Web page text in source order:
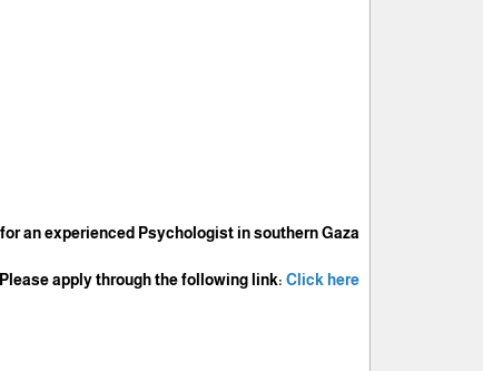
an experienced Psychologist in southern Gaza.
Please apply through the following link: Click here